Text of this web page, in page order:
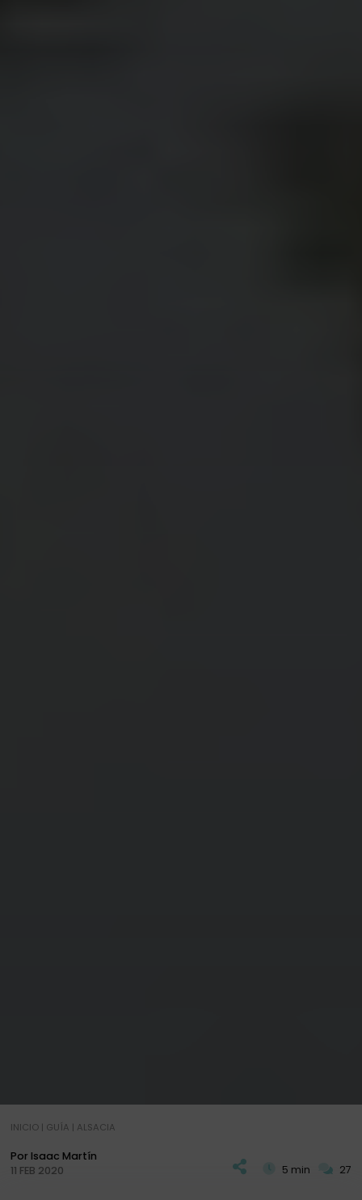
INICIO| GUÍA | ALSACIA
Por Isaac Martín
11 FEB 2020
5 min 27